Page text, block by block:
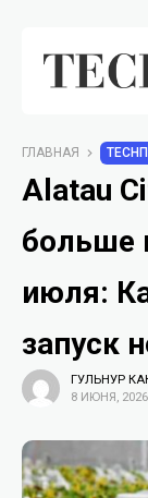
ГЛАВНАЯ
Alatau
больше
июля:
запуск
ГУЛЬНУР
8 ИЮНЯ, 2026